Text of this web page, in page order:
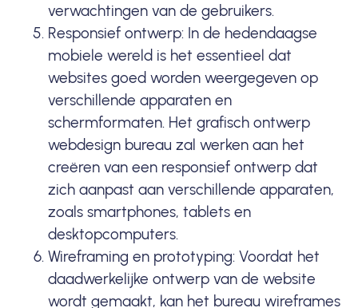
verwachtingen van de gebruikers.
Responsief ontwerp: In de hedendaagse
mobiele wereld is het essentieel dat
websites goed worden weergegeven op
verschillende apparaten en
schermformaten. Het grafisch ontwerp
webdesign bureau zal werken aan het
creëren van een responsief ontwerp dat
zich aanpast aan verschillende apparaten,
zoals smartphones, tablets en
desktopcomputers.
Wireframing en prototyping: Voordat het
daadwerkelijke ontwerp van de website
wordt gemaakt, kan het bureau wireframes